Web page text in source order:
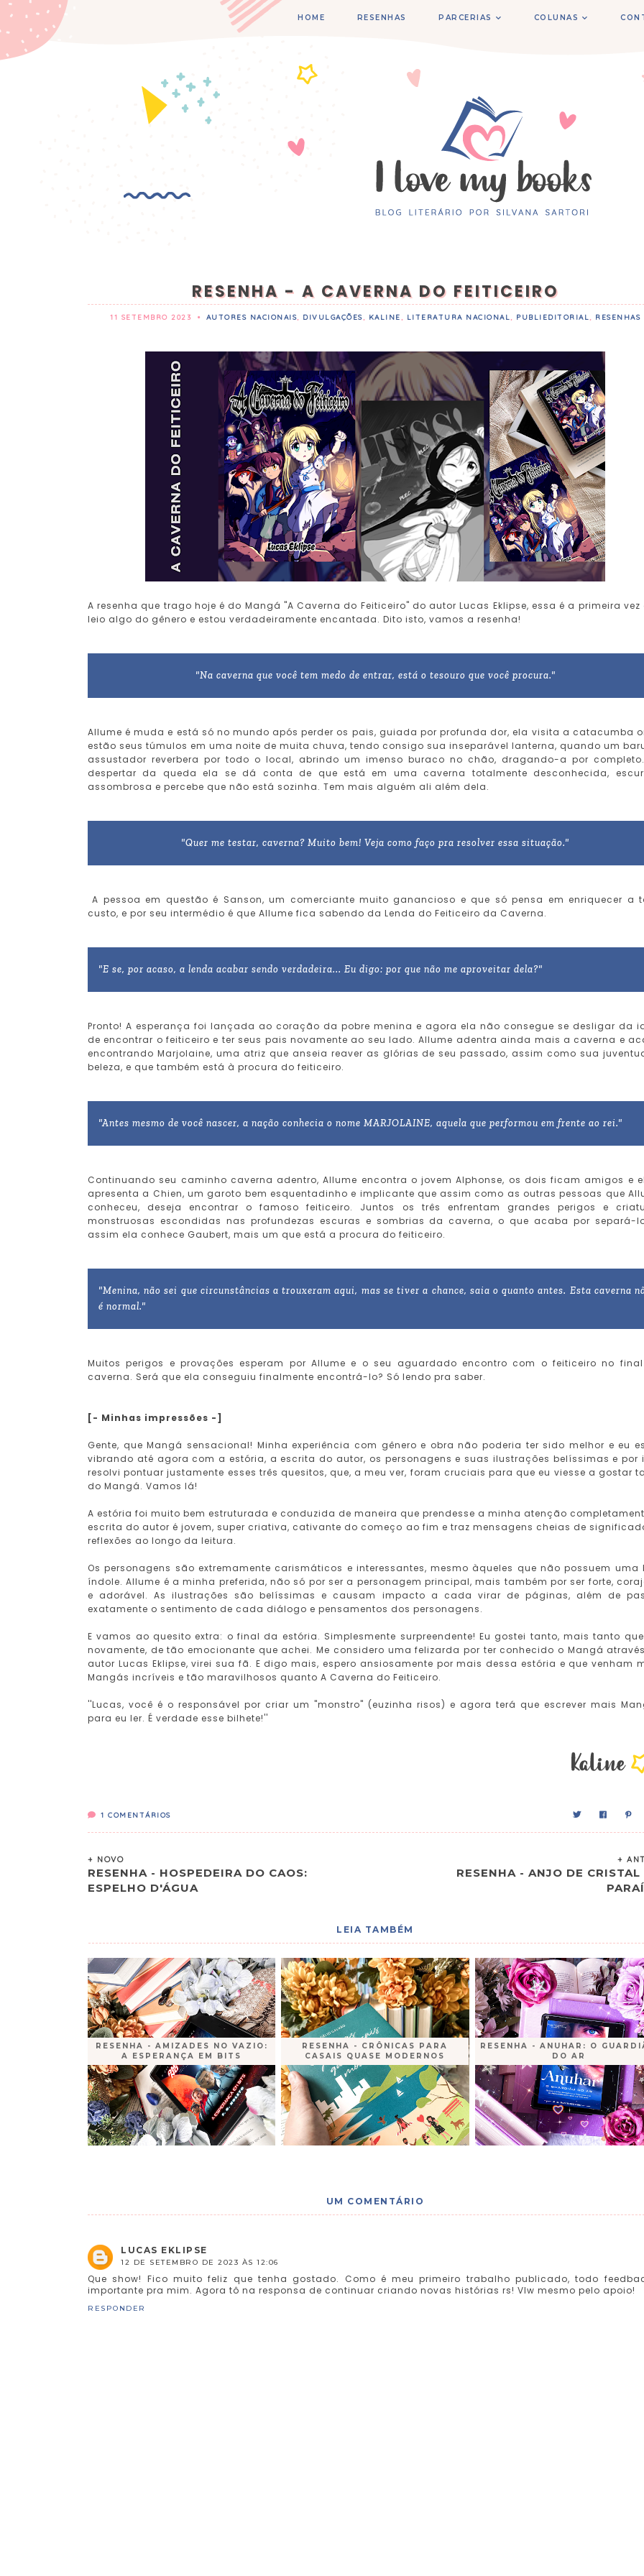
HOME RESENHAS PARCERIAS COLUNAS
RESENHA - A CAVERNA DO FEITICEIRO
11 SETEMBRO 2023 • AUTORES NACIONAIS DIVULGAÇÕES KALINE LITERATURA NACIONAL PUBLIEDITORIAL RESENHAS
A resenha que trago hoje é do Mangá "A Caverna do Feiticeiro" do autor Lucas Eklipse, essa é a primeira vez
leio algo do gênero e estou verdadeiramente encantada. Dito isto, vamos a resenha!
"Na caverna que você tem medo de entrar, está o tesouro que você procura."
Allume é muda e está só no mundo após perder os pais, guiada por profunda dor, ela visita a catacumba
estão seus túmulos em uma noite de muita chuva, tendo consigo sua inseparável lanterna, quando um
assustador reverbera por todo o local, abrindo um imenso buraco no chão, dragando-a por
despertar da queda ela se dá conta de que está em uma caverna totalmente desconhecida,
assombrosa e percebe que não está sozinha. Tem mais alguém ali além dela.
"Quer me testar, caverna? Muito bem! Veja como faço pra resolver essa situação."
A pessoa em questão é Sanson, um comerciante muito ganancioso e que só pensa em enriquecer a
custo, e por seu intermédio é que Allume fica sabendo da Lenda do Feiticeiro da Caverna.
"E se, por acaso, a lenda acabar sendo verdadeira... Eu digo: por que não me aproveitar dela?"
Pronto! A esperança foi lançada ao coração da pobre menina e agora ela não consegue se desligar da
de encontrar o feiticeiro e ter seus pais novamente ao seu lado. Allume adentra ainda mais a caverna e
encontrando Marjolaine, uma atriz que anseia reaver as glórias de seu passado, assim como sua
beleza, e que também está à procura do feiticeiro.
"Antes mesmo de você nascer, a nação conhecia o nome MARJOLAINE, aquela que performou em frente ao rei."
Continuando seu caminho caverna adentro, Allume encontra o jovem Alphonse, os dois ficam amigos e
apresenta a Chien, um garoto bem esquentadinho e implicante que assim como as outras pessoas que
conheceu, deseja encontrar o famoso feiticeiro. Juntos os três enfrentam grandes perigos e
monstruosas escondidas nas profundezas escuras e sombrias da caverna, o que acaba por separá-
assim ela conhece Gaubert, mais um que está a procura do feiticeiro.
"Menina, não sei que circunstâncias a trouxeram aqui, mas se tiver a chance, saia o quanto antes. Esta caverna
é normal."
Muitos perigos e provações esperam por Allume e o seu aguardado encontro com o feiticeiro no
caverna. Será que ela conseguiu finalmente encontrá-lo? Só lendo pra saber.
[- Minhas impressões -]
Gente, que Mangá sensacional! Minha experiência com gênero e obra não poderia ter sido melhor e eu
vibrando até agora com a estória, a escrita do autor, os personagens e suas ilustrações belíssimas e por
resolvi pontuar justamente esses três quesitos, que, a meu ver, foram cruciais para que eu viesse a gostar
do Mangá. Vamos lá!
A estória foi muito bem estruturada e conduzida de maneira que prendesse a minha atenção
escrita do autor é jovem, super criativa, cativante do começo ao fim e traz mensagens cheias de
reflexões ao longo da leitura.
Os personagens são extremamente carismáticos e interessantes, mesmo àqueles que não possuem uma
índole. Allume é a minha preferida, não só por ser a personagem principal, mais também por ser forte,
e adorável. As ilustrações são belíssimas e causam impacto a cada virar de páginas, além de
exatamente o sentimento de cada diálogo e pensamentos dos personagens.
E vamos ao quesito extra: o final da estória. Simplesmente surpreendente! Eu gostei tanto, mais tanto
novamente, de tão emocionante que achei. Me considero uma felizarda por ter conhecido o Mangá
autor Lucas Eklipse, virei sua fã. E digo mais, espero ansiosamente por mais dessa estória e que venham
Mangás incríveis e tão maravilhosos quanto A Caverna do Feiticeiro.
''Lucas, você é o responsável por criar um "monstro" (euzinha risos) e agora terá que escrever mais
para eu ler. É verdade esse bilhete!''
1 COMENTÁRIOS
+ NOVO
RESENHA - HOSPEDEIRA DO CAOS:
ESPELHO D'ÁGUA
+
RESENHA - ANJO DE
LEIA TAMBÉM
RESENHA - AMIZADES NO VAZIO:
A ESPERANÇA EM BITS
RESENHA - CRÔNICAS PARA
CASAIS QUASE MODERNOS
RESENHA - ANUHAR: O
DO AR
UM COMENTÁRIO
LUCAS EKLIPSE
12 DE SETEMBRO DE 2023 ÀS 12:06
Que show! Fico muito feliz que tenha gostado. Como é meu primeiro trabalho publicado, todo
importante pra mim. Agora tô na responsa de continuar criando novas histórias rs! Vlw mesmo pelo apoio!
RESPONDER